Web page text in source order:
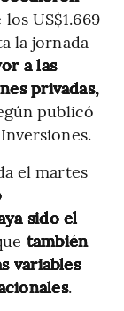
US$1.669
la jornada
a las
privadas,
publicó
el martes
sido el
también
variables
.